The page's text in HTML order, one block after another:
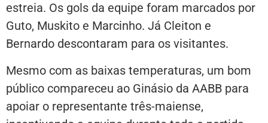
estreia. Os gols da equipe foram marcados por
Guto, Muskito e Marcinho. Já Cleiton e
Bernardo descontaram para os visitantes.
Mesmo com as baixas temperaturas, um bom
público compareceu ao Ginásio da AABB para
apoiar o representante três-maiense,